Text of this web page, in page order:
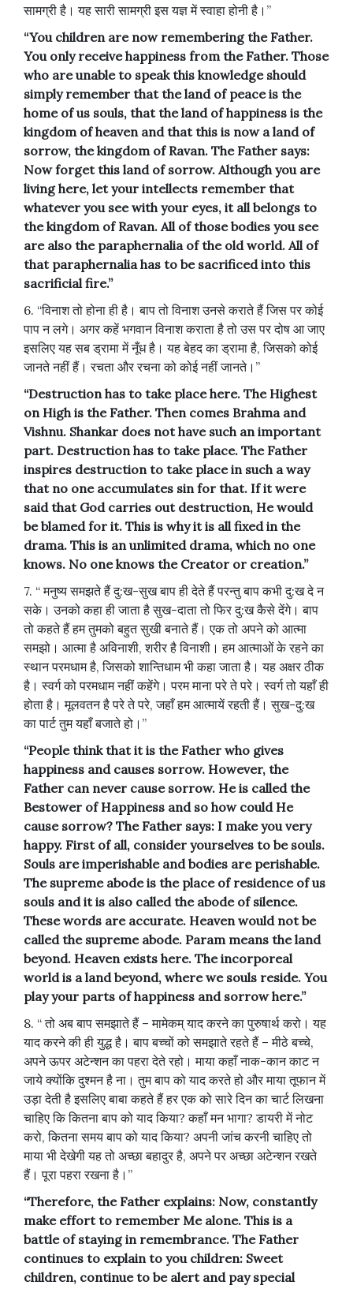
सामग्री है। यह सारी सामग्री इस यज्ञ में स्वाहा होनी है।”
“You children are now remembering the Father.
You only receive happiness from the Father. Those
who are unable to speak this knowledge should
simply remember that the land of peace is the
home of us souls, that the land of happiness is the
kingdom of heaven and that this is now a land of
sorrow, the kingdom of Ravan. The Father says:
Now forget this land of sorrow. Although you are
living here, let your intellects remember that
whatever you see with your eyes, it all belongs to
the kingdom of Ravan. All of those bodies you see
are also the paraphernalia of the old world. All of
that paraphernalia has to be sacrificed into this
sacrificial fire.”
6. “विनाश तो होना ही है। बाप तो विनाश उनसे कराते हैं जिस पर कोई
पाप न लगे। अगर कहें भगवान विनाश कराता है तो उस पर दोष आ जाए
इसलिए यह सब ड्रामा में नूँध है। यह बेहद का ड्रामा है, जिसको कोई
जानते नहीं हैं। रचता और रचना को कोई नहीं जानते।”
“Destruction has to take place here. The Highest
on High is the Father. Then comes Brahma and
Vishnu. Shankar does not have such an important
part. Destruction has to take place. The Father
inspires destruction to take place in such a way
that no one accumulates sin for that. If it were
said that God carries out destruction, He would
be blamed for it. This is why it is all fixed in the
drama. This is an unlimited drama, which no one
knows. No one knows the Creator or creation.”
7. “ मनुष्य समझते हैं दु:ख-सुख बाप ही देते हैं परन्तु बाप कभी दु:ख दे न
सके। उनको कहा ही जाता है सुख-दाता तो फिर दु:ख कैसे देंगे। बाप
तो कहते हैं हम तुमको बहुत सुखी बनाते हैं। एक तो अपने को आत्मा
समझो। आत्मा है अविनाशी, शरीर है विनाशी। हम आत्माओं के रहने का
स्थान परमधाम है, जिसको शान्तिधाम भी कहा जाता है। यह अक्षर ठीक
है। स्वर्ग को परमधाम नहीं कहेंगे। परम माना परे ते परे। स्वर्ग तो यहाँ ही
होता है। मूलवतन है परे ते परे, जहाँ हम आत्मायें रहती हैं। सुख-दु:ख
का पार्ट तुम यहाँ बजाते हो।”
“People think that it is the Father who gives
happiness and causes sorrow. However, the
Father can never cause sorrow. He is called the
Bestower of Happiness and so how could He
cause sorrow? The Father says: I make you very
happy. First of all, consider yourselves to be souls.
Souls are imperishable and bodies are perishable.
The supreme abode is the place of residence of us
souls and it is also called the abode of silence.
These words are accurate. Heaven would not be
called the supreme abode. Param means the land
beyond. Heaven exists here. The incorporeal
world is a land beyond, where we souls reside. You
play your parts of happiness and sorrow here.”
8. “ तो अब बाप समझाते हैं – मामेकम् याद करने का पुरुषार्थ करो। यह
याद करने की ही युद्ध है। बाप बच्चों को समझाते रहते हैं – मीठे बच्चे,
अपने ऊपर अटेन्शन का पहरा देते रहो। माया कहाँ नाक-कान काट न
जाये क्योंकि दुश्मन है ना। तुम बाप को याद करते हो और माया तूफान में
उड़ा देती है इसलिए बाबा कहते हैं हर एक को सारे दिन का चार्ट लिखना
चाहिए कि कितना बाप को याद किया? कहाँ मन भागा? डायरी में नोट
करो, कितना समय बाप को याद किया? अपनी जांच करनी चाहिए तो
माया भी देखेगी यह तो अच्छा बहादुर है, अपने पर अच्छा अटेन्शन रखते
हैं। पूरा पहरा रखना है।”
“Therefore, the Father explains: Now, constantly
make effort to remember Me alone. This is a
battle of staying in remembrance. The Father
continues to explain to you children: Sweet
children, continue to be alert and pay special